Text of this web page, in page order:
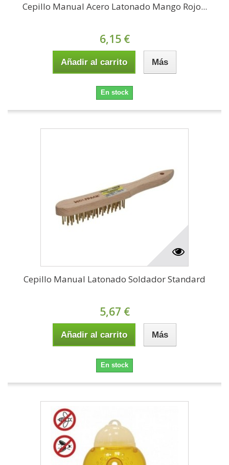
Cepillo Manual Acero Latonado Mango Rojo...
6,15 €
Añadir al carrito Más
En stock
Cepillo Manual Latonado Soldador Standard
5,67 €
Añadir al carrito Más
En stock